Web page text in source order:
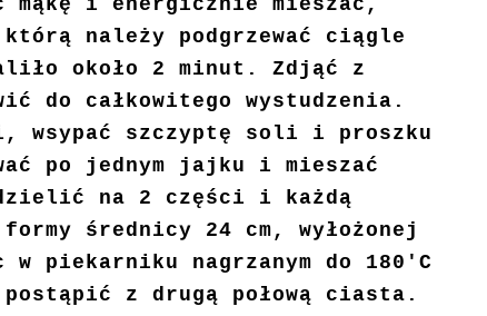
należy podgrzewać ciągle
około 2 minut. Zdjąć z
do całkowitego wystudzenia.
wsypać szczyptę soli i proszku
po jednym jajku i mieszać
na 2 części i każdą
średnicy 24 cm, wyłożonej
piekarniku nagrzanym do 180'C
z drugą połową ciasta.